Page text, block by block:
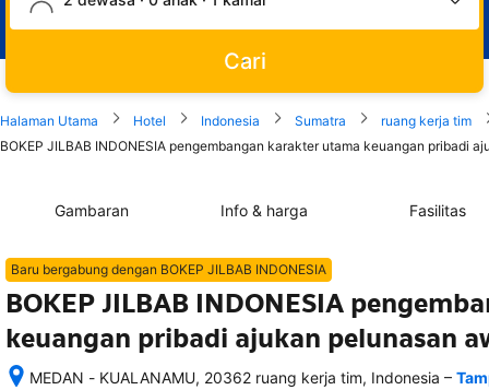
Cari
Halaman Utama Hotel Indonesia Sumatra
ruang kerja tim
BOKEP JILBAB INDONESIA pengembangan karakter utama keuangan pribadi
Gambaran Info & harga Fasilitas
Baru bergabung dengan BOKEP JILBAB INDONESIA
BOKEP JILBAB INDONESIA
keuangan pribadi ajukan pelunasan
MEDAN - KUALANAMU, 20362 ruang kerja tim, Indonesia –